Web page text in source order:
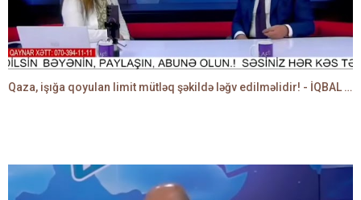
Qaza, işığa qoyulan limit mütləq şəkildə ləğv edilməlidir! - İQBAL AĞAZADƏ